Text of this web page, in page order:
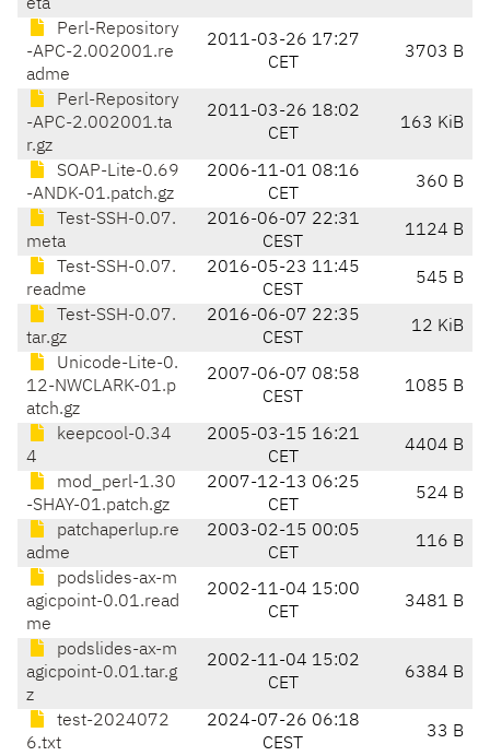
eta
Perl-Repository
-APC-2.002001.re
adme
2011-03-26 17:27
CET
3703 B
Perl-Repository
-APC-2.002001.ta
r.gz
2011-03-26 18:02
CET
163 KiB
SOAP-Lite-0.69
-ANDK-01.patch.gz
2006-11-01 08:16
CET
360 B
Test-SSH-0.07.
meta
2016-06-07 22:31
CEST
1124 B
Test-SSH-0.07.
readme
2016-05-23 11:45
CEST
545 B
Test-SSH-0.07.
tar.gz
2016-06-07 22:35
CEST
12 KiB
Unicode-Lite-0.
12-NWCLARK-01.p
atch.gz
2007-06-07 08:58
CEST
1085 B
keepcool-0.34
4
2005-03-15 16:21
CET
4404 B
mod_perl-1.30
-SHAY-01.patch.gz
2007-12-13 06:25
CET
524 B
patchaperlup.re
adme
2003-02-15 00:05
CET
116 B
podslides-ax-m
agicpoint-0.01.read
me
2002-11-04 15:00
CET
3481 B
podslides-ax-m
agicpoint-0.01.tar.g
z
2002-11-04 15:02
CET
6384 B
test-2024072
6.txt
2024-07-26 06:18
CEST
33 B